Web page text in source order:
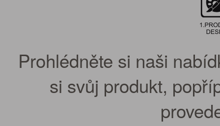
Prohlédněte si naši
si svůj produkt,